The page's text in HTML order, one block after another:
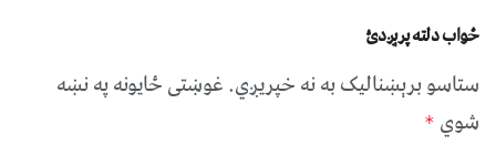
ځواب دلته پرېږدئ
ستاسو برېښناليک به نه خپريږي.غوښتى ځایونه په نښه
شوي *